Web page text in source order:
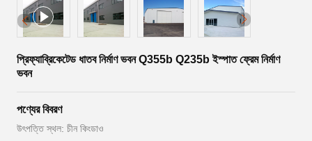
প্রিফ্যাব্রিকেটেড ধাতব নির্মাণ ভবন Q355b Q235b ইস্পাত ফ্রেম নির্মাণ
ভবন
পণ্যের বিবরণ
উৎপত্তি স্থল: চীন কিংডাও